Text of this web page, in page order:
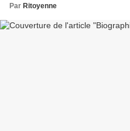
Par Ritoyenne